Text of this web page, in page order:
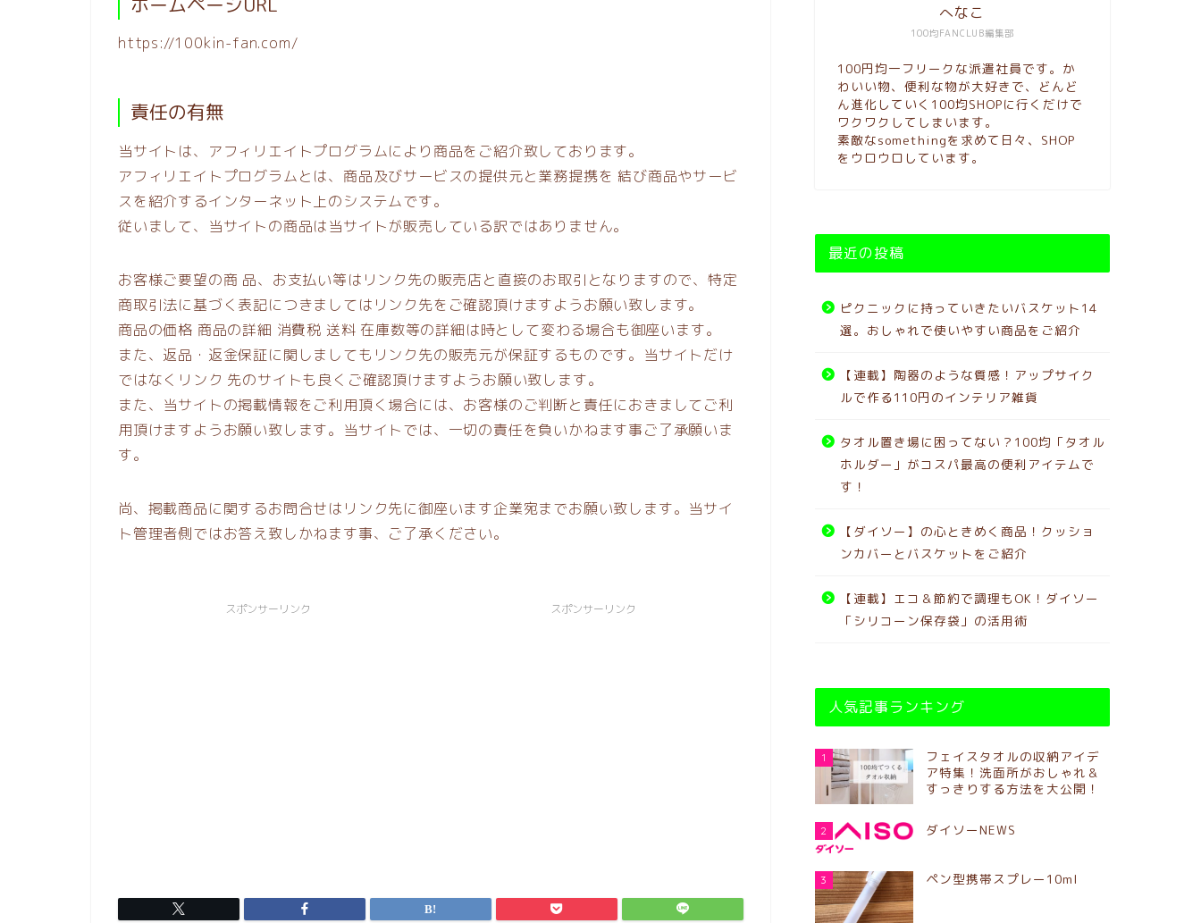
https://100kin-fan.com/
責任の有無
当サイトは、アフィリエイトプログラムにより商品をご紹介致しております。
アフィリエイトプログラムとは、商品及びサービスの提供元と業務提携を 結び商品やサービ
スを紹介するインターネット上のシステムです。
従いまして、当サイトの商品は当サイトが販売している訳ではありません。
お客様ご要望の商 品、お支払い等はリンク先の販売店と直接のお取引となりますので、特定
商取引法に基づく表記につきましてはリンク先をご確認頂けますようお願い致します。
商品の価格 商品の詳細 消費税 送料 在庫数等の詳細は時として変わる場合も御座います。
また、返品・返金保証に関しましてもリンク先の販売元が保証するものです。当サイトだけ
ではなくリンク 先のサイトも良くご確認頂けますようお願い致します。
また、当サイトの掲載情報をご利用頂く場合には、お客様のご判断と責任におきましてご利
用頂けますようお願い致します。当サイトでは、一切の責任を負いかねます事ご了承願いま
す。
尚、掲載商品に関するお問合せはリンク先に御座います企業宛までお願い致します。当サイ
ト管理者側ではお答え致しかねます事、ご了承ください。
スポンサーリンク スポンサーリンク
100均FANCLUB編集部
へなこ
100円均一フリークな派遣社員です。か
わいい物、便利な物が大好きで、どんど
ん進化していく100均SHOPに行くだけで
ワクワクしてしまいます。
素敵なsomethingを求めて日々、SHOP
をウロウロしています。
最近の投稿
ピクニックに持っていきたいバスケット14
選。おしゃれで使いやすい商品をご紹介
【連載】陶器のような質感！アップサイク
ルで作る110円のインテリア雑貨
タオル置き場に困ってない？100均「タオル
ホルダー」がコスパ最高の便利アイテムで
す！
【ダイソー】の心ときめく商品！クッショ
ンカバーとバスケットをご紹介
【連載】エコ＆節約で調理もOK！ダイソー
「シリコーン保存袋」の活用術
人気記事ランキング
1
フェイスタオルの収納アイデ
ア特集！洗面所がおしゃれ＆
すっきりする方法を大公開！
2 ダイソーNEWS
3 ペン型携帯スプレー10ml